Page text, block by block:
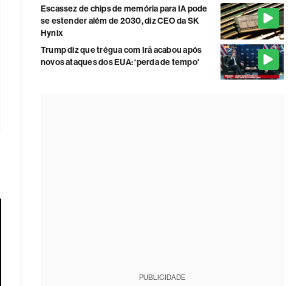
Escassez de chips de memória para IA pode
se estender além de 2030, diz CEO da SK
Hynix
Trump diz que trégua com Irã acabou após
novos ataques dos EUA: ‘perda de tempo'
PUBLICIDADE